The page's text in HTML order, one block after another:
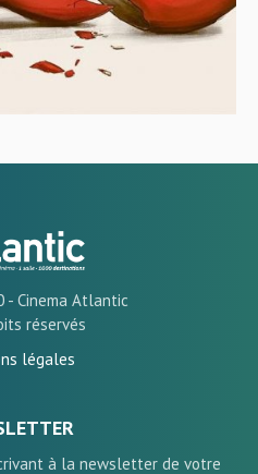
- Cinema Atlantic
réservés
légales
à la newsletter de votre